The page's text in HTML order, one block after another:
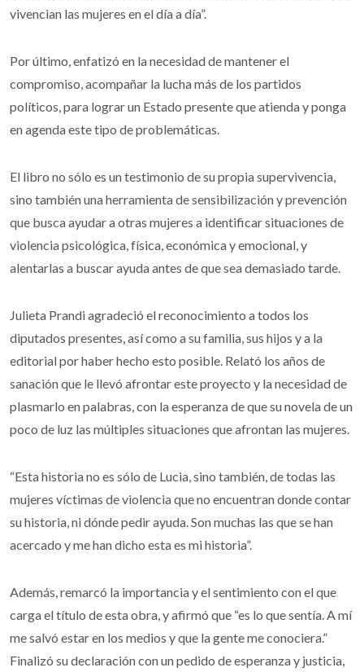
vivencian las mujeres en el día a día”.
Por último, enfatizó en la necesidad de mantener el
compromiso, acompañar la lucha más de los partidos
políticos, para lograr un Estado presente que atienda y ponga
en agenda este tipo de problemáticas.
El libro no sólo es un testimonio de su propia supervivencia,
sino también una herramienta de sensibilización y prevención
que busca ayudar a otras mujeres a identificar situaciones de
violencia psicológica, física, económica y emocional, y
alentarlas a buscar ayuda antes de que sea demasiado tarde.
Julieta Prandi agradeció el reconocimiento a todos los
diputados presentes, así como a su familia, sus hijos y a la
editorial por haber hecho esto posible. Relató los años de
sanación que le llevó afrontar este proyecto y la necesidad de
plasmarlo en palabras, con la esperanza de que su novela de un
poco de luz las múltiples situaciones que afrontan las mujeres.
“Esta historia no es sólo de Lucia, sino también, de todas las
mujeres víctimas de violencia que no encuentran donde contar
su historia, ni dónde pedir ayuda. Son muchas las que se han
acercado y me han dicho esta es mi historia”.
Además, remarcó la importancia y el sentimiento con el que
carga el título de esta obra, y afirmó que “es lo que sentía. A mí
me salvó estar en los medios y que la gente me conociera.”
Finalizó su declaración con un pedido de esperanza y justicia,